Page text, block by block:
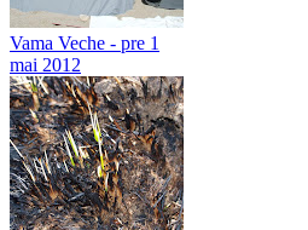
Vama Veche - pre 1
mai 2012